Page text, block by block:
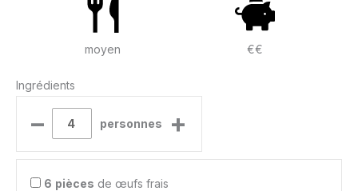
moyen €€
Ingrédients
– personnes +
6 pièces de œufs frais